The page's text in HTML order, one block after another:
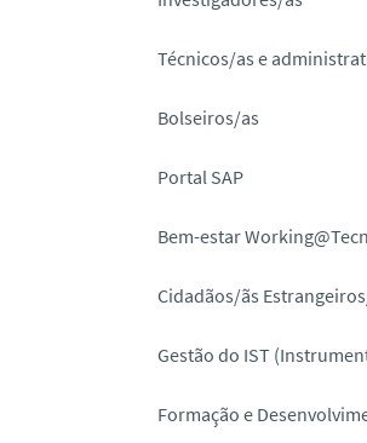
Técnicos/as e
Bolseiros/as
Portal SAP
Bem-estar
Cidadãos/ãs
Gestão do IST
Formação e